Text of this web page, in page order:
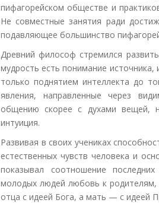
пифагорейском обществе и
Не совместные занятия ради
подавляющее большинство
Древний философ стремился
мудрость есть понимание
только поднятием интеллекта до
явления, направленные через
общению скорее с духами вещей,
интуиция.
Развивая в своих учениках
естественных чувств человека и
показывал соотношение
молодых людей любовь к
отца с идеей Бога, а мать — с идеей